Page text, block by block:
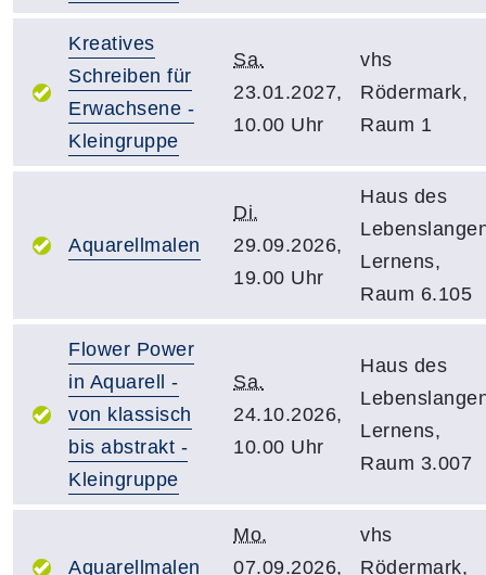
Kreatives
Schreiben für
Erwachsene -
Kleingruppe
Sa.
23.01.2027,
10.00 Uhr
vhs
Rödermark,
Raum 1
Aquarellmalen
Di.
29.09.2026,
19.00 Uhr
Haus des
Lernens,
Raum 6.105
Flower Power
in Aquarell -
von klassisch
bis abstrakt -
Kleingruppe
Sa.
24.10.2026,
10.00 Uhr
Haus des
Lernens,
Raum 3.007
Aquarellmalen
Mo.
07.09.2026,
vhs
Rödermark,